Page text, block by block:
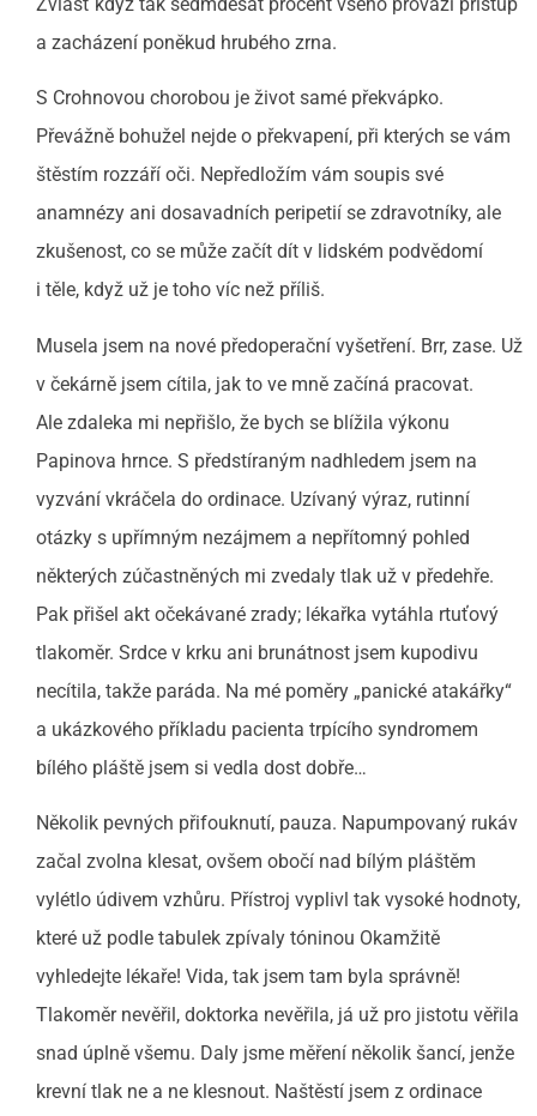
a zacházení poněkud hrubého zrna.
S Crohnovou chorobou je život samé překvápko.
Převážně bohužel nejde o překvapení, při kterých se vám
štěstím rozzáří oči. Nepředložím vám soupis své
anamnézy ani dosavadních peripetií se zdravotníky, ale
zkušenost, co se může začít dít v lidském podvědomí
i těle, když už je toho víc než příliš.
Musela jsem na nové předoperační vyšetření. Brr, zase. Už
v čekárně jsem cítila, jak to ve mně začíná pracovat.
Ale zdaleka mi nepřišlo, že bych se blížila výkonu
Papinova hrnce. S předstíraným nadhledem jsem na
vyzvání vkráčela do ordinace. Uzívaný výraz, rutinní
otázky s upřímným nezájmem a nepřítomný pohled
některých zúčastněných mi zvedaly tlak už v předehře.
Pak přišel akt očekávané zrady; lékařka vytáhla rtuťový
tlakoměr. Srdce v krku ani brunátnost jsem kupodivu
necítila, takže paráda. Na mé poměry „panické atakářky“
a ukázkového příkladu pacienta trpícího syndromem
bílého pláště jsem si vedla dost dobře…
Několik pevných přifouknutí, pauza. Napumpovaný rukáv
začal zvolna klesat, ovšem obočí nad bílým pláštěm
vylétlo údivem vzhůru. Přístroj vyplivl tak vysoké hodnoty,
které už podle tabulek zpívaly tóninou Okamžitě
vyhledejte lékaře! Vida, tak jsem tam byla správně!
Tlakoměr nevěřil, doktorka nevěřila, já už pro jistotu věřila
snad úplně všemu. Daly jsme měření několik šancí, jenže
krevní tlak ne a ne klesnout. Naštěstí jsem z ordinace